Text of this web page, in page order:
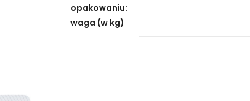
opakowaniu:
waga (w kg)